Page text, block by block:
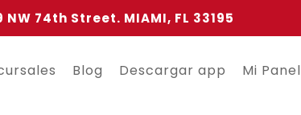
NW 74th Street. MIAMI, FL 33195
Blog Descargar app Mi Panel